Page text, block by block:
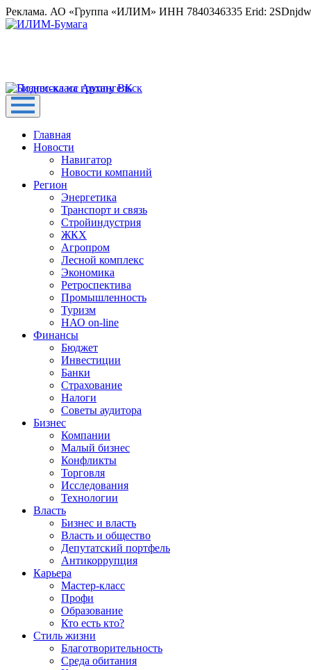
Реклама. АО «Группа «ИЛИМ» ИНН 7840346335 Erid:
Главная
Новости
Навигатор
Новости компаний
Регион
Энергетика
Транспорт и связь
Стройиндустрия
ЖКХ
Агропром
Лесной комплекс
Экономика
Ретроспектива
Промышленность
Туризм
НАО on-line
Финансы
Бюджет
Инвестиции
Банки
Страхование
Налоги
Советы аудитора
Бизнес
Компании
Малый бизнес
Конфликты
Торговля
Исследования
Технологии
Власть
Бизнес и власть
Власть и общество
Депутатский портфель
Антикоррупция
Карьера
Мастер-класс
Профи
Образование
Кто есть кто?
Стиль жизни
Благотворительность
Среда обитания